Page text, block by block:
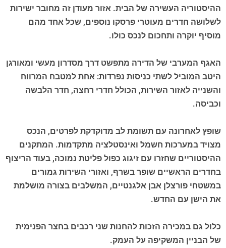
ההיסטוריה העשירה של הבית. אזור מעודן זה מחובר ישירות
לשלושה חדרים מעוטרי פרסקו נוספים, שכל אחד מהם
מוסיף יוקרה ותחכום לנכס כולו.
האגף המערבי של הדירה מתפשט דרך מסדרון מעשי ומאורגן
היטב המוביל לשתי כניסות נפרדות: אחת למטבח המרווח
והשנייה לאזור השירות, הכולל חדרי רחצה, חדר הלבשה
וכביסה.
שופץ לאחרונה עם תשומת לב מדוקדקת לפרטים, הנכס
מצויד במערכות חשמל ואינסטלציה מתקדמות. המתקנים
ההיסטוריים שחזרו עם זיגוג כפול פליטת נמוכה, בעוד הריצוף
בחדרים הראשיים שופר בשרף, ואזורי השירות גמורים
במשטחי פורצלן אבן אלגנטיים, המשלבים בצורה מושלמת
את הישן עם החדש.
כלול גם במכירה הזכות להחנות שני רכבים בחצר הפנימית
של הבניין המשקיפה על העמק.